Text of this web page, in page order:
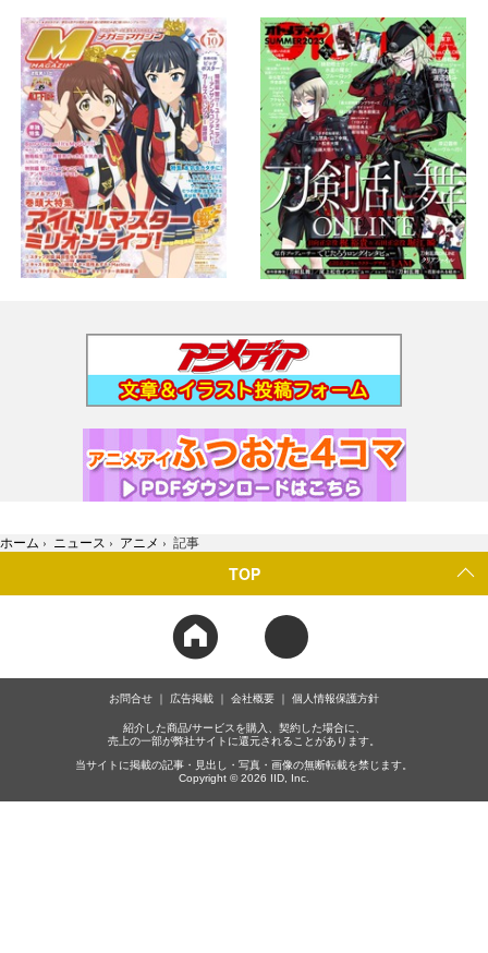
ホーム › ニュース › アニメ › 記事
TOP
お問合せ 広告掲載 会社概要 個人情報保護方針
紹介した商品/サービスを購入、契約した場合に、
売上の一部が弊社サイトに還元されることがあります。
当サイトに掲載の記事・見出し・写真・画像の無断転載を禁じます。
Copyright © 2026 IID, Inc.